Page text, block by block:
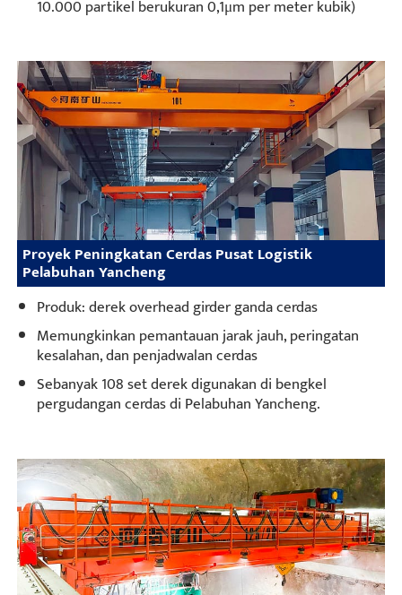
10.000 partikel berukuran 0,1μm per meter kubik)
Proyek Peningkatan Cerdas Pusat Logistik
Pelabuhan Yancheng
Produk: derek overhead girder ganda cerdas
Memungkinkan pemantauan jarak jauh, peringatan
kesalahan, dan penjadwalan cerdas
Sebanyak 108 set derek digunakan di bengkel
pergudangan cerdas di Pelabuhan Yancheng.